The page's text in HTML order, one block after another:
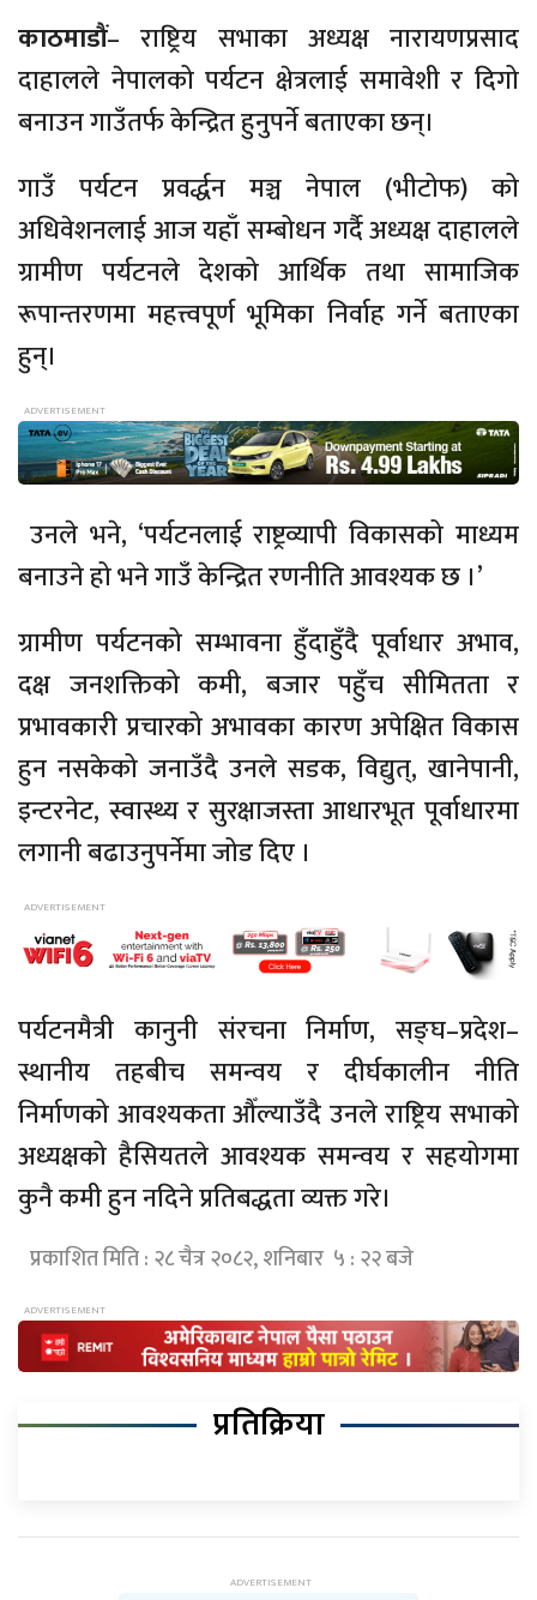
काठमाडौं– राष्ट्रिय सभाका अध्यक्ष नारायणप्रसाद
दाहालले नेपालको पर्यटन क्षेत्रलाई समावेशी र दिगो
बनाउन गाउँतर्फ केन्द्रित हुनुपर्ने बताएका छन्।
गाउँ पर्यटन प्रवर्द्धन मञ्च नेपाल (भीटोफ) को
अधिवेशनलाई आज यहाँ सम्बोधन गर्दै अध्यक्ष दाहालले
ग्रामीण पर्यटनले देशको आर्थिक तथा सामाजिक
रूपान्तरणमा महत्त्वपूर्ण भूमिका निर्वाह गर्ने बताएका
हुन्।
उनले भने, ‘पर्यटनलाई राष्ट्रव्यापी विकासको माध्यम
बनाउने हो भने गाउँ केन्द्रित रणनीति आवश्यक छ ।’
ग्रामीण पर्यटनको सम्भावना हुँदाहुँदै पूर्वाधार अभाव,
दक्ष जनशक्तिको कमी, बजार पहुँच सीमितता र
प्रभावकारी प्रचारको अभावका कारण अपेक्षित विकास
हुन नसकेको जनाउँदै उनले सडक, विद्युत्, खानेपानी,
इन्टरनेट, स्वास्थ्य र सुरक्षाजस्ता आधारभूत पूर्वाधारमा
लगानी बढाउनुपर्नेमा जोड दिए ।
पर्यटनमैत्री कानुनी संरचना निर्माण, सङ्घ–प्रदेश–
स्थानीय तहबीच समन्वय र दीर्घकालीन नीति
निर्माणको आवश्यकता औँल्याउँदै उनले राष्ट्रिय सभाको
अध्यक्षको हैसियतले आवश्यक समन्वय र सहयोगमा
कुनै कमी हुन नदिने प्रतिबद्धता व्यक्त गरे।
प्रकाशित मिति : २८ चैत्र २०८२, शनिबार ५ : २२ बजे
प्रतिक्रिया